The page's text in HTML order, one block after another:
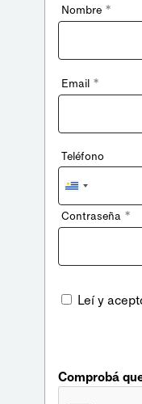
Nombre *
Email *
Teléfono
Uruguay
+598
Contraseña *
Leí y
Comprobá